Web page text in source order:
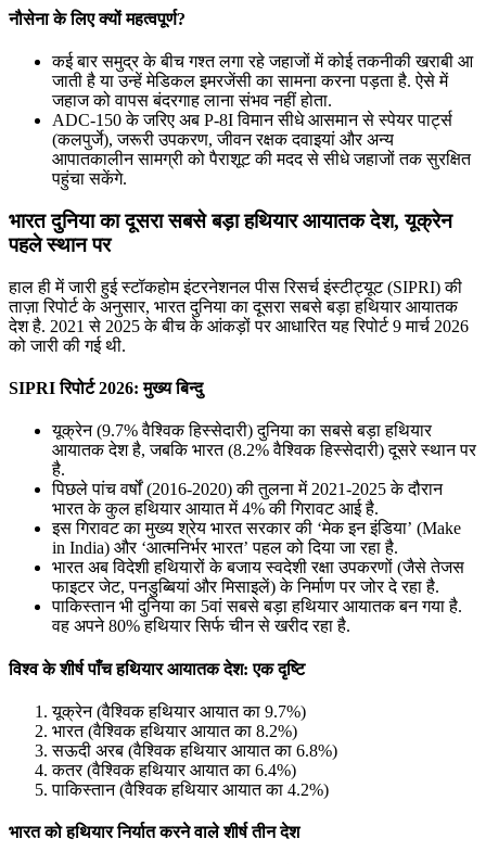
नौसेना के लिए क्यों महत्वपूर्ण?
कई बार समुद्र के बीच गश्त लगा रहे जहाजों में कोई तकनीकी खराबी आ
जाती है या उन्हें मेडिकल इमरजेंसी का सामना करना पड़ता है. ऐसे में
जहाज को वापस बंदरगाह लाना संभव नहीं होता.
ADC-150 के जरिए अब P-8I विमान सीधे आसमान से स्पेयर पार्ट्स
(कलपुर्जे), जरूरी उपकरण, जीवन रक्षक दवाइयां और अन्य
आपातकालीन सामग्री को पैराशूट की मदद से सीधे जहाजों तक सुरक्षित
पहुंचा सकेंगे.
भारत दुनिया का दूसरा सबसे बड़ा हथि‍यार आयातक देश, यूक्रेन
पहले स्थान पर
हाल ही में जारी हुई स्टॉकहोम इंटरनेशनल पीस रिसर्च इंस्टीट्यूट (SIPRI) की
ताज़ा रिपोर्ट के अनुसार, भारत दुनिया का दूसरा सबसे बड़ा हथि‍यार आयातक
देश है. 2021 से 2025 के बीच के आंकड़ों पर आधारित यह रिपोर्ट 9 मार्च 2026
को जारी की गई थी.
SIPRI रिपोर्ट 2026: मुख्य बिन्दु
यूक्रेन (9.7% वैश्विक हिस्सेदारी) दुनिया का सबसे बड़ा हथियार
आयातक देश है, जबकि भारत (8.2% वैश्विक हिस्सेदारी) दूसरे स्थान पर
है.
पिछले पांच वर्षों (2016-2020) की तुलना में 2021-2025 के दौरान
भारत के कुल हथियार आयात में 4% की गिरावट आई है.
इस गिरावट का मुख्य श्रेय भारत सरकार की ‘मेक इन इंडिया’ (Make
in India) और ‘आत्मनिर्भर भारत’ पहल को दिया जा रहा है.
भारत अब विदेशी हथियारों के बजाय स्वदेशी रक्षा उपकरणों (जैसे तेजस
फाइटर जेट, पनडुब्बियां और मिसाइलें) के निर्माण पर जोर दे रहा है.
पाकिस्तान भी दुनिया का 5वां सबसे बड़ा हथियार आयातक बन गया है.
वह अपने 80% हथियार सिर्फ चीन से खरीद रहा है.
विश्व के शीर्ष पाँच हथियार आयातक देश: एक दृष्टि
यूक्रेन (वैश्विक हथियार आयात का 9.7%)
भारत (वैश्विक हथियार आयात का 8.2%)
सऊदी अरब (वैश्विक हथियार आयात का 6.8%)
कतर (वैश्विक हथियार आयात का 6.4%)
पाकिस्तान (वैश्विक हथियार आयात का 4.2%)
भारत को हथियार निर्यात करने वाले शीर्ष तीन देश